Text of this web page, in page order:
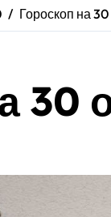
Гороскоп на
30